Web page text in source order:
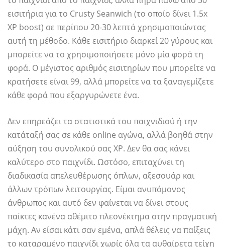
εισιτήρια για το Crusty Seanwich (το οποίο δίνει 1.5x
XP boost) σε περίπου 20-30 λεπτά χρησιμοποιώντας
αυτή τη μέθοδο. Κάθε εισιτήριο διαρκεί 20 γύρους και
μπορείτε να το χρησιμοποιήσετε μόνο μία φορά τη
φορά. Ο μέγιστος αριθμός εισιτηρίων που μπορείτε να
κρατήσετε είναι 99, αλλά μπορείτε να τα ξαναγεμίζετε
κάθε φορά που εξαργυρώνετε ένα.
Δεν επηρεάζει τα στατιστικά του παιχνιδιού ή την
κατάταξή σας σε κάθε online αγώνα, αλλά βοηθά στην
αύξηση του συνολικού σας XP. Δεν θα σας κάνει
καλύτερο στο παιχνίδι. Ωστόσο, επιταχύνει τη
διαδικασία απελευθέρωσης όπλων, αξεσουάρ και
άλλων τρόπων λειτουργίας. Είμαι ανυπόμονος
άνθρωπος και αυτό δεν φαίνεται να δίνει στους
παίκτες κανένα αθέμιτο πλεονέκτημα στην πραγματική
μάχη. Αν είσαι κάτι σαν εμένα, απλά θέλεις να παίξεις
το καταραμένο παιχνίδι χωρίς όλα τα αυθαίρετα τείχη